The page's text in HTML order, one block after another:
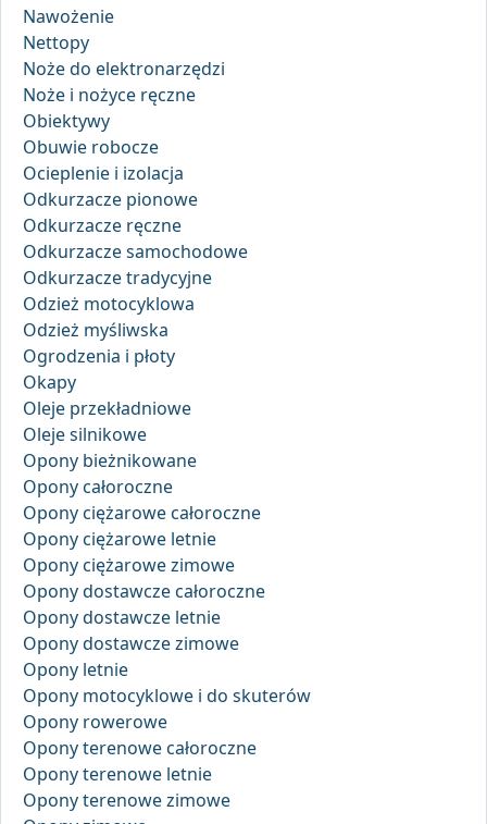
Nawożenie
Nettopy
Noże do elektronarzędzi
Noże i nożyce ręczne
Obiektywy
Obuwie robocze
Ocieplenie i izolacja
Odkurzacze pionowe
Odkurzacze ręczne
Odkurzacze samochodowe
Odkurzacze tradycyjne
Odzież motocyklowa
Odzież myśliwska
Ogrodzenia i płoty
Okapy
Oleje przekładniowe
Oleje silnikowe
Opony bieżnikowane
Opony całoroczne
Opony ciężarowe całoroczne
Opony ciężarowe letnie
Opony ciężarowe zimowe
Opony dostawcze całoroczne
Opony dostawcze letnie
Opony dostawcze zimowe
Opony letnie
Opony motocyklowe i do skuterów
Opony rowerowe
Opony terenowe całoroczne
Opony terenowe letnie
Opony terenowe zimowe